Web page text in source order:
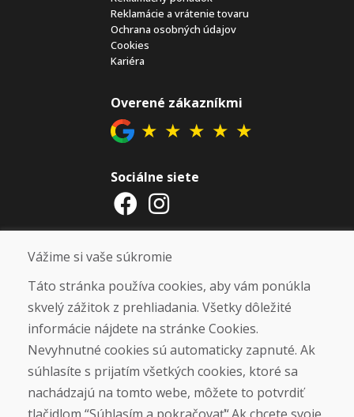
Reklamácie a vrátenie tovaru
Ochrana osobných údajov
Cookies
Kariéra
Overené zákazníkmi
★ ★ ★ ★ ★
Sociálne siete
Otváracie hodiny
UKONČENÁ. ĎAKUJEME VÁM ZA
PRIAZEŇ A TEŠÍME SA NA VÁS OPÄŤ
OD 14. 9. 2026.
Nájsť na Google mape
Vážime si vaše súkromie
Táto stránka používa cookies, aby vám ponúkla
skvelý zážitok z prehliadania. Všetky dôležité
informácie nájdete na stránke Cookies.
Nevyhnutné cookies sú automaticky zapnuté. Ak
súhlasíte s prijatím všetkých cookies, ktoré sa
nachádzajú na tomto webe, môžete to potvrdiť